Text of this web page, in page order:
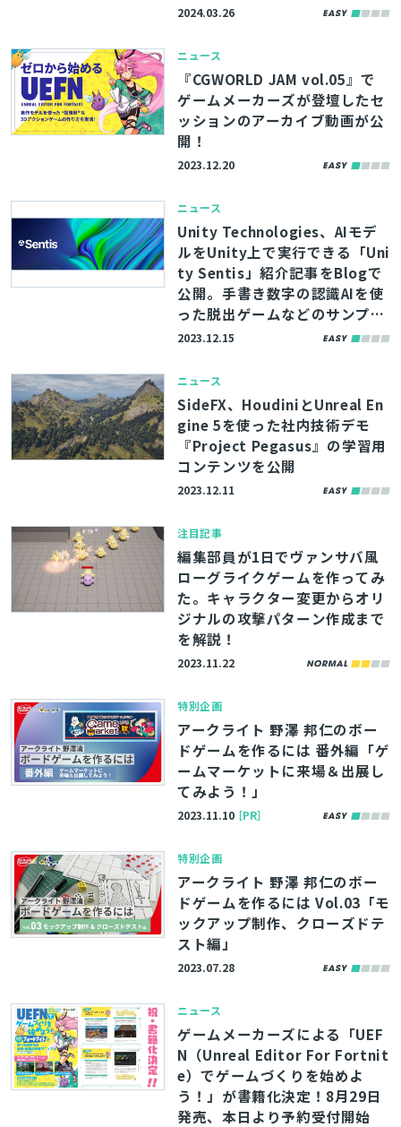
HIT監修）
2024.03.26
ニュース
『CGWORLD JAM vol.05』で
ゲームメーカーズが登壇したセ
ッションのアーカイブ動画が公
開！
2023.12.20
ニュース
Unity Technologies、AIモデ
ルをUnity上で実行できる「Uni
ty Sentis」紹介記事をBlogで
公開。手書き数字の認識AIを使
った脱出ゲームなどのサンプル
も
2023.12.15
ニュース
SideFX、HoudiniとUnreal En
gine 5を使った社内技術デモ
『Project Pegasus』の学習用
コンテンツを公開
2023.12.11
注目記事
編集部員が1日でヴァンサバ風
ローグライクゲームを作ってみ
た。キャラクター変更からオリ
ジナルの攻撃パターン作成まで
を解説！
2023.11.22
特別企画
アークライト 野澤 邦仁のボー
ドゲームを作るには 番外編「ゲ
ームマーケットに来場＆出展し
てみよう！」
2023.11.10［PR］
特別企画
アークライト 野澤 邦仁のボー
ドゲームを作るには Vol.03「モ
ックアップ制作、クローズドテ
スト編」
2023.07.28
ニュース
ゲームメーカーズによる「UEF
N（Unreal Editor For Fortnit
e）でゲームづくりを始めよ
う！」が書籍化決定！8月29日
発売、本日より予約受付開始